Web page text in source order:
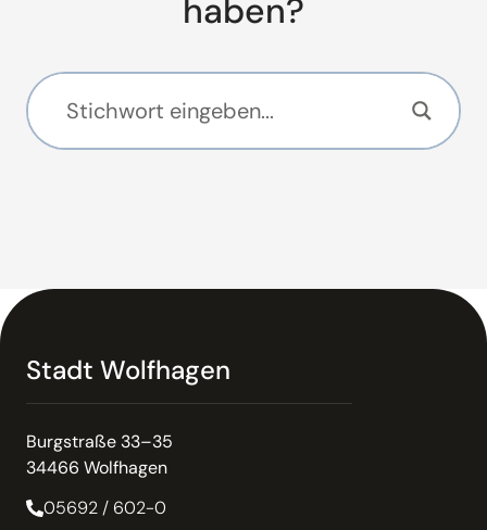
haben?
Stadt Wolfhagen
Burgstraße 33–35
34466 Wolfhagen
05692 / 602-0